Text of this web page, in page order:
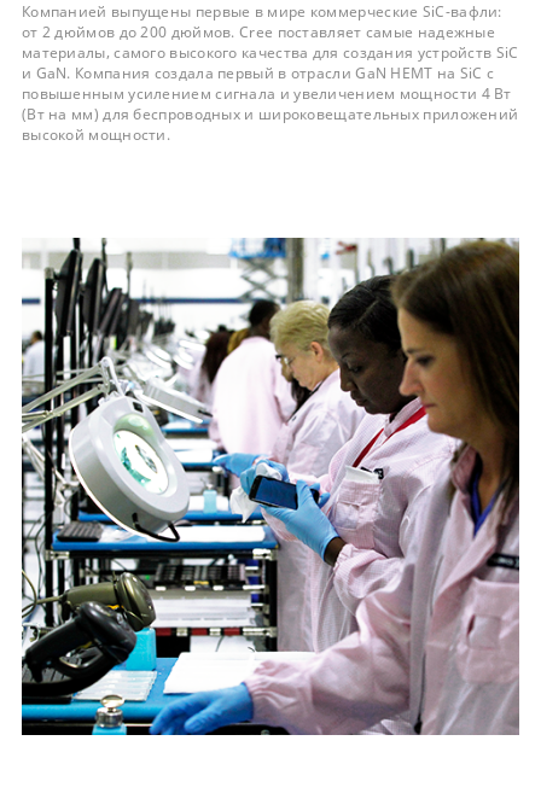
Компанией выпущены первые в мире коммерческие SiC-вафли:
от 2 дюймов до 200 дюймов. Cree поставляет самые надежные
материалы, самого высокого качества для создания устройств SiC
и GaN. Компания создала первый в отрасли GaN HEMT на SiC c
повышенным усилением сигнала и увеличением мощности 4 Вт
(Вт на мм) для беспроводных и широковещательных приложений
высокой мощности.